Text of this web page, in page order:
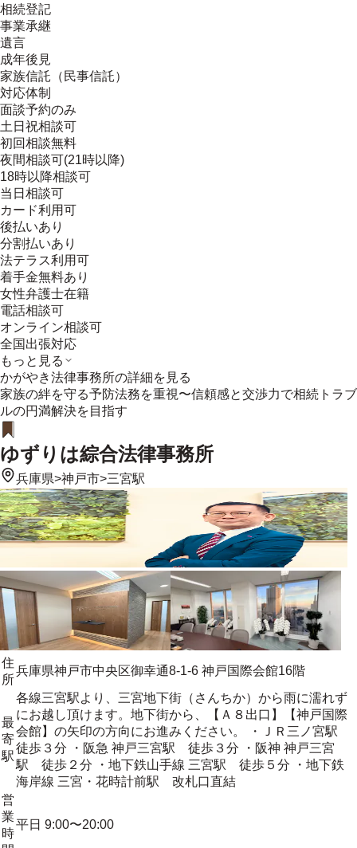
相続登記
事業承継
遺言
成年後見
家族信託（民事信託）
対応体制
面談予約のみ
土日祝相談可
初回相談無料
夜間相談可(21時以降)
18時以降相談可
当日相談可
カード利用可
後払いあり
分割払いあり
法テラス利用可
着手金無料あり
女性弁護士在籍
電話相談可
オンライン相談可
全国出張対応
もっと見る
かがやき法律事務所の詳細を見る
家族の絆を守る予防法務を重視〜信頼感と交渉力で相続トラブ
ルの円満解決を目指す
ゆずりは綜合法律事務所
兵庫県>神戸市>三宮駅
住
所
兵庫県神戸市中央区御幸通8-1-6 神戸国際会館16階
最
寄
駅
各線三宮駅より、三宮地下街（さんちか）から雨に濡れず
にお越し頂けます。地下街から、【Ａ８出口】【神戸国際
会館】の矢印の方向にお進みください。 ・ＪＲ三ノ宮駅
徒歩３分 ・阪急 神戸三宮駅 徒歩３分 ・阪神 神戸三宮
駅 徒歩２分 ・地下鉄山手線 三宮駅 徒歩５分 ・地下鉄
海岸線 三宮・花時計前駅 改札口直結
営
業
時
平日 9:00〜20:00